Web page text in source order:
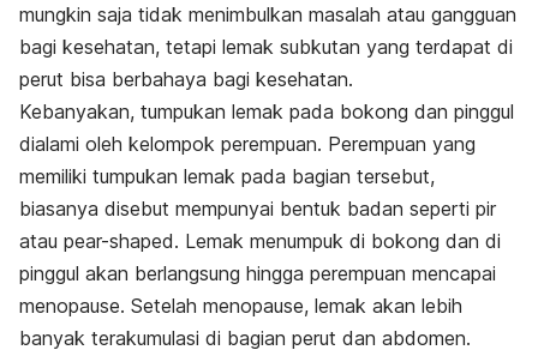
mungkin saja tidak menimbulkan masalah atau gangguan
bagi kesehatan, tetapi lemak subkutan yang terdapat di
perut bisa berbahaya bagi kesehatan.
Kebanyakan, tumpukan lemak pada bokong dan pinggul
dialami oleh kelompok perempuan. Perempuan yang
memiliki tumpukan lemak pada bagian tersebut,
biasanya disebut mempunyai bentuk badan seperti pir
atau pear-shaped. Lemak menumpuk di bokong dan di
pinggul akan berlangsung hingga perempuan mencapai
menopause. Setelah menopause, lemak akan lebih
banyak terakumulasi di bagian perut dan abdomen.